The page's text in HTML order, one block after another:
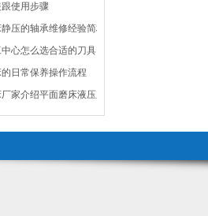
使用步骤
压的轴承维修经验简析
心怎么选合适的刀具
日常保养操作流程
家介绍平面磨床液压系统注意事